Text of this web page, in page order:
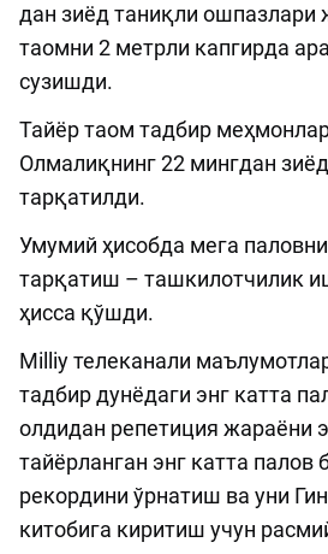
дан зиёд таниқли
таомни 2 метрли капгирда
сузишди.
Тайёр таом тадбир
Олмалиқнинг 22 мингдан
тарқатилди.
Умумий ҳисобда мега
тарқатиш – ташкилотчилик
ҳисса қўшди.
Milliy телеканали
тадбир дунёдаги энг катта
олдидан репетиция жараёни
тайёрланган энг катта палов
рекордини ўрнатиш ва уни
китобига киритиш учун